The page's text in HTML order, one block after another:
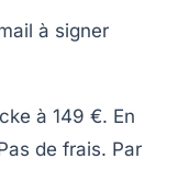
à signer
à 149 €. En
de frais. Par